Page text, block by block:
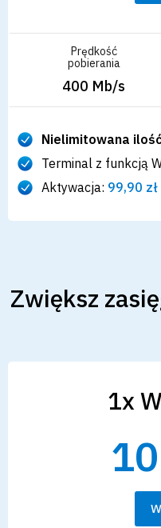
Prędkość
pobierania
400 Mb/s
Nielimitowana
Terminal z funkcją
Aktywacja: 99,90 zł
Zwiększ
1x
10